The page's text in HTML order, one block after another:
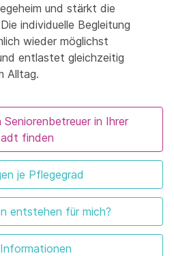
und stärkt die
individuelle Begleitung
wieder möglichst
entlastet gleichzeitig
Alltag.
in Ihrer
finden
je Pflegegrad
entstehen für mich?